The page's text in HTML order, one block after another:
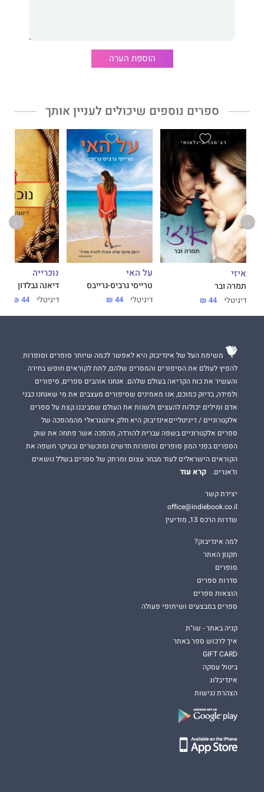
ורב־רבדים, שבו מקבל הקורא הזדמנות לפתור לא רק את התעלומה
אלא גם את חידת חייה הסבוכה של הגיבורה הפגומה והמקסימה
טל פרידמןהיא ד"ר לתקשורת, מומחית ויועצת לשיווק חברתי ומרצה
באקדמיה. הקימה וניהלה את פרקטיקום החוג לתקשורת
באוניברסיטת ת"א; הקימה מסלול לימודים עבור 'הבצפר'; השתתפה
בצוותי מחקר ופיתוח; עבדה כעיתונאית בתחומי חברה ותרבות; מגדלת
שלושה ילדים וכלבה. מעמידה פנים ששומרת על כושר. מורחת אודם
אדום. מקפידה למחזר.
קורא לה אלה
הוא ספרה הראשון למבוגרים.
הוספת הערה
ספרים נוספים שיכולים לעניין אותך
איזי
תמרה ובר
דיגיטלי 44 ₪
על האי
טרייסי גרביס-גרייבס
דיגיטלי 44 ₪
נוכרייה
דיאנה גבלדון
דיגיטלי 44 ₪
משימת העל של אינדיבוק היא לאפשר לכמה שיותר סופרים וסופרות
להפיץ לעולם את הסיפורים והמסרים שלהם, לתת לקוראים חופש בחירה
והעשיר את כוח הקריאה בעולם שלהם. אנחנו אוהבים ספרים, סיפורים
ולמידה, בדיוק כמוכם, אנו מאמינים שסיפורים מעצבים את מי שאנחנו כבני
אדם ומילים יכולות להעצים ולשנות את העולם שסביבנו.קצת על ספרים
אלקטרוניים / דיגיטלייםאינדיבוק היא חלק אינטגראלי מהמהפכה של
ספרים אלקטרוניים בשפה עברית להורדה, מהפכה אשר פתחה את שוק
הספרים בפני המון סופרים וסופרות חדשים ומוכשרים ובעיקר חשפה את
הקוראים הישראלים לעוד מבחר עצום ומרתק של ספרים בשלל נושאים
וז'אנרים.
קרא עוד
יצירת קשר
office@indiebook.co.il
שדרות הרכס 13, מודיעין
למה אינדיבוק?
תקנון האתר
סופרים
סדרות ספרים
הוצאות ספרים
ספרים במבצעים ושיתופי פעולה
קניה באתר - שו"ת
איך לרכוש ספר באתר
GIFT CARD
ביטול עסקה
אינדיבלוג
הצהרת נגישות